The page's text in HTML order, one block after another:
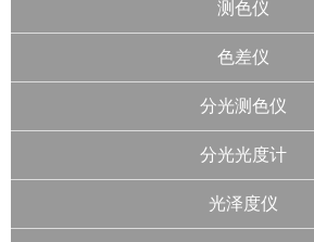
测色仪
色差仪
分光测色仪
分光光度计
光泽度仪